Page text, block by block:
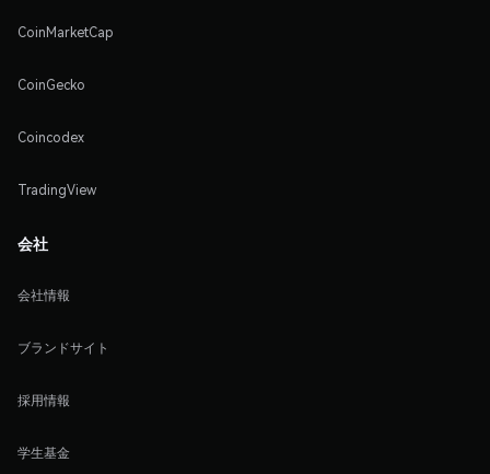
CoinMarketCap
CoinGecko
Coincodex
TradingView
会社
会社情報
ブランドサイト
採用情報
学生基金